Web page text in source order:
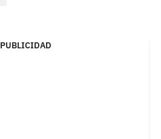
PUBLICIDAD